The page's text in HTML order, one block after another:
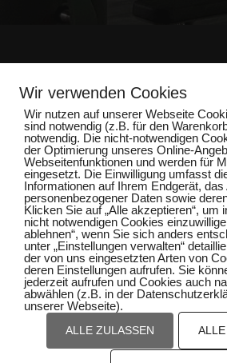
Impressum
Wir verwenden Cookies
Wir nutzen auf unserer Webseite
sind notwendig (z.B. für den
notwendig. Die nicht-notwendigen
der Optimierung unseres Online-
Webseitenfunktionen und werden für
eingesetzt. Die Einwilligung umfasst
Informationen auf Ihrem Endgerät,
personenbezogener Daten sowie
Klicken Sie auf „Alle akzeptieren“, um
nicht notwendigen Cookies
ablehnen“, wenn Sie sich anders
unter „Einstellungen verwalten“
der von uns eingesetzten Arten von
deren Einstellungen aufrufen. Sie
jederzeit aufrufen und Cookies auch
abwählen (z.B. in der
unserer Webseite).
ALLE ZULASSEN